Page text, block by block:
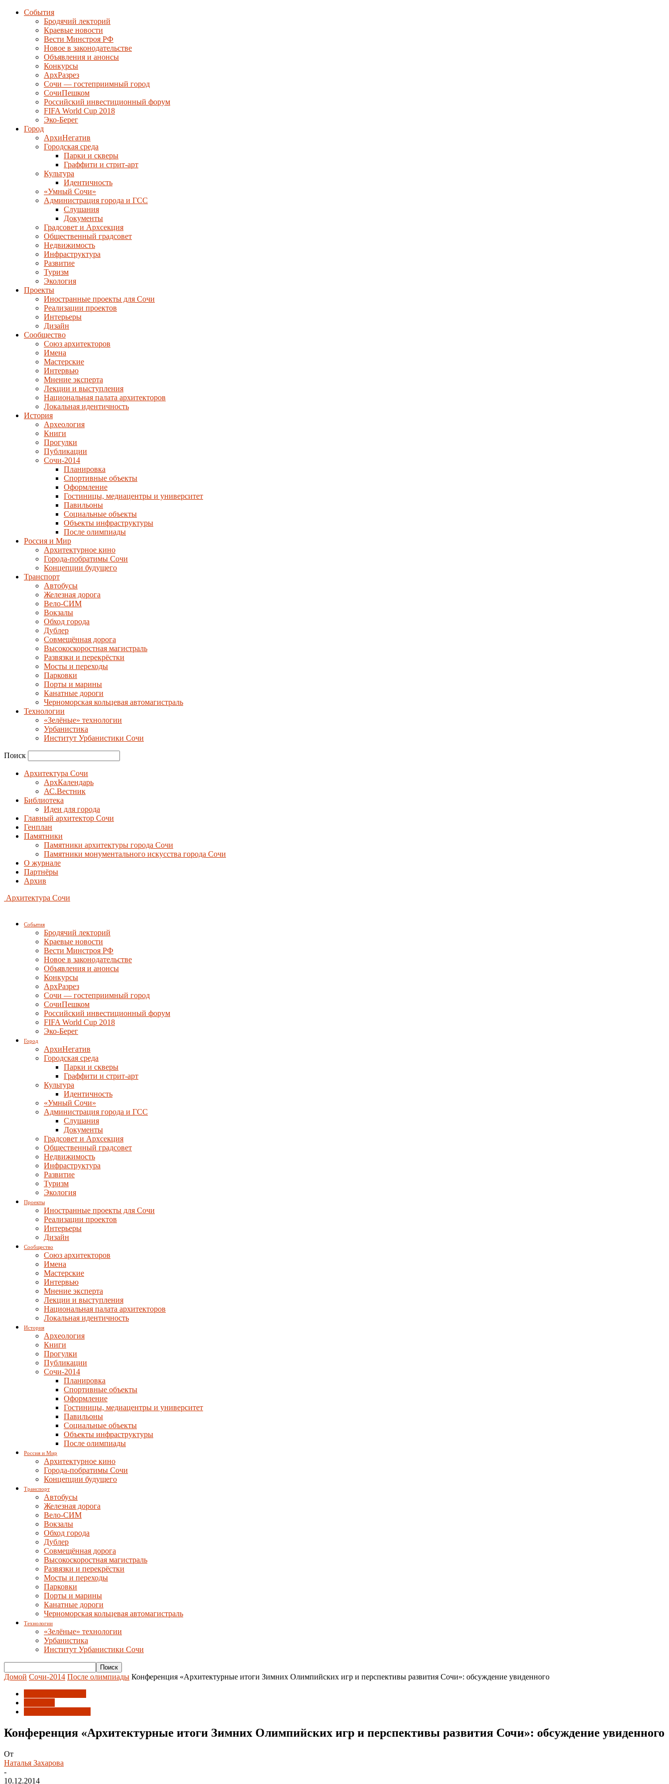
События
Бродячий лекторий
Краевые новости
Вести Минстроя РФ
Новое в законодательстве
Объявления и анонсы
Конкурсы
АрхРазрез
Сочи — гостеприимный город
СочиПешком
Российский инвестиционный форум
FIFA World Cup 2018
Эко-Берег
Город
АрхиНегатив
Городская среда
Парки и скверы
Граффити и стрит-арт
Культура
Идентичность
«Умный Сочи»
Администрация города и ГСС
Слушания
Документы
Градсовет и Архсекция
Общественный градсовет
Недвижимость
Инфраструктура
Развитие
Туризм
Экология
Проекты
Иностранные проекты для Сочи
Реализации проектов
Интерьеры
Дизайн
Сообщество
Союз архитекторов
Имена
Мастерские
Интервью
Мнение эксперта
Лекции и выступления
Национальная палата архитекторов
Локальная идентичность
История
Археология
Книги
Прогулки
Публикации
Сочи-2014
Планировка
Спортивные объекты
Оформление
Гостиницы, медиацентры и университет
Павильоны
Социальные объекты
Объекты инфраструктуры
После олимпиады
Россия и Мир
Архитектурное кино
Города-побратимы Сочи
Концепции будущего
Транспорт
Автобусы
Железная дорога
Вело-СИМ
Вокзалы
Обход города
Дублер
Совмещённая дорога
Высокоскоростная магистраль
Развязки и перекрёстки
Мосты и переходы
Парковки
Порты и марины
Канатные дороги
Черноморская кольцевая автомагистраль
Технологии
«Зелёные» технологии
Урбанистика
Институт Урбанистики Сочи
Поиск
Архитектура Сочи
АрхКалендарь
АС.Вестник
Библиотека
Идеи для города
Главный архитектор Сочи
Генплан
Памятники
Памятники архитектуры города Сочи
Памятники монументального искусства города Сочи
О журнале
Партнёры
Архив
Архитектура Сочи
События
Бродячий лекторий
Краевые новости
Вести Минстроя РФ
Новое в законодательстве
Объявления и анонсы
Конкурсы
АрхРазрез
Сочи — гостеприимный город
СочиПешком
Российский инвестиционный форум
FIFA World Cup 2018
Эко-Берег
Город
АрхиНегатив
Городская среда
Парки и скверы
Граффити и стрит-арт
Культура
Идентичность
«Умный Сочи»
Администрация города и ГСС
Слушания
Документы
Градсовет и Архсекция
Общественный градсовет
Недвижимость
Инфраструктура
Развитие
Туризм
Экология
Проекты
Иностранные проекты для Сочи
Реализации проектов
Интерьеры
Дизайн
Сообщество
Союз архитекторов
Имена
Мастерские
Интервью
Мнение эксперта
Лекции и выступления
Национальная палата архитекторов
Локальная идентичность
История
Археология
Книги
Прогулки
Публикации
Сочи-2014
Планировка
Спортивные объекты
Оформление
Гостиницы, медиацентры и университет
Павильоны
Социальные объекты
Объекты инфраструктуры
После олимпиады
Россия и Мир
Архитектурное кино
Города-побратимы Сочи
Концепции будущего
Транспорт
Автобусы
Железная дорога
Вело-СИМ
Вокзалы
Обход города
Дублер
Совмещённая дорога
Высокоскоростная магистраль
Развязки и перекрёстки
Мосты и переходы
Парковки
Порты и марины
Канатные дороги
Черноморская кольцевая автомагистраль
Технологии
«Зелёные» технологии
Урбанистика
Институт Урбанистики Сочи
Домой Сочи-2014 После олимпиады Конференция «Архитектурные итоги Зимних Олимпийских игр и перспективы развития Сочи»: обсуждение увиденного
Конференция «Архитектурные итоги Зимних Олимпийских игр и перспективы развития Сочи»: обсуждение увиденного
От
Наталья Захарова
-
10.12.2014